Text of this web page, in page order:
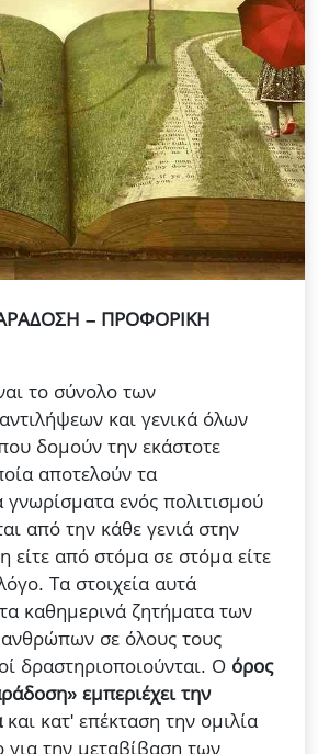
– ΠΡΟΦΟΡΙΚΗ
το σύνολο των
και γενικά όλων
δομούν την εκάστοτε
αποτελούν τα
γνωρίσματα ενός πολιτισμού
από την κάθε γενιά στην
είτε από στόμα σε στόμα είτε
Τα στοιχεία αυτά
τα καθημερινά ζητήματα των
σε όλους τους
δραστηριοποιούνται. Ο όρος
εμπεριέχει την
και κατ' επέκταση την ομιλία
για την μεταβίβαση των